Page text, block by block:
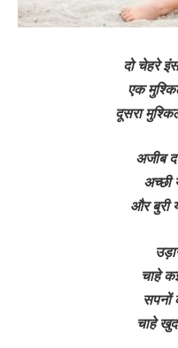
दो चेहरे
एक
दूसरा
अजीब
अच्छी
और बुरी
चाहे
सपनों
चाहे